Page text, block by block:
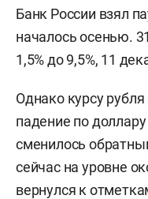
Банк России взял
началось осенью.
1,5% до 9,5%, 11
Однако курсу
падение по
сменилось
сейчас на уровне
вернулся к